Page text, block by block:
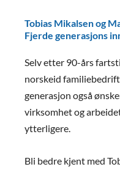
Tobias Mikalsen og
Fjerde generasjons
Selv etter 90-års
norskeid
generasjon også
virksomhet og
ytterligere.
Bli bedre kjent med